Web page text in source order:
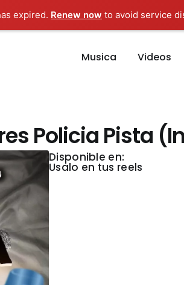
expired. Renew now to avoid service
Musica Videos
Policia Pista
Disponible en:
Usalo en tus reels